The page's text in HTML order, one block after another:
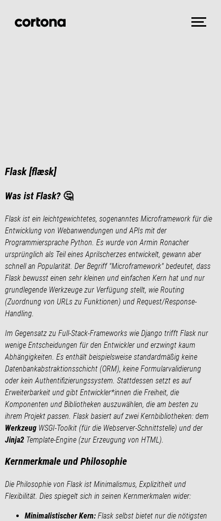
Flask [flæsk]
Was ist Flask? 🤔
Flask ist ein leichtgewichtetes, sogenanntes Microframework für die
Entwicklung von Webanwendungen und APIs mit der
Programmiersprache Python. Es wurde von Armin Ronacher
ursprünglich als Teil eines Aprilscherzes entwickelt, gewann aber
schnell an Popularität. Der Begriff "Microframework" bedeutet, dass
Flask bewusst einen sehr kleinen und einfachen Kern hat und nur
grundlegende Werkzeuge zur Verfügung stellt, wie Routing
(Zuordnung von URLs zu Funktionen) und Request/Response-
Handling.
Im Gegensatz zu Full-Stack-Frameworks wie Django trifft Flask nur
wenige Entscheidungen für den Entwickler und erzwingt kaum
Abhängigkeiten. Es enthält beispielsweise standardmäßig keine
Datenbankabstraktionsschicht (ORM), keine Formularvalidierung
oder kein Authentifizierungssystem. Stattdessen setzt es auf
Erweiterbarkeit und gibt Entwickler*innen die Freiheit, die
Komponenten und Bibliotheken auszuwählen, die am besten zu
ihrem Projekt passen. Flask basiert auf zwei Kernbibliotheken: dem
Werkzeug WSGI-Toolkit (für die Webserver-Schnittstelle) und der
Jinja2 Template-Engine (zur Erzeugung von HTML).
Kernmerkmale und Philosophie
Die Philosophie von Flask ist Minimalismus, Explizitheit und
Flexibilität. Dies spiegelt sich in seinen Kernmerkmalen wider:
Minimalistischer Kern: Flask selbst bietet nur die nötigsten